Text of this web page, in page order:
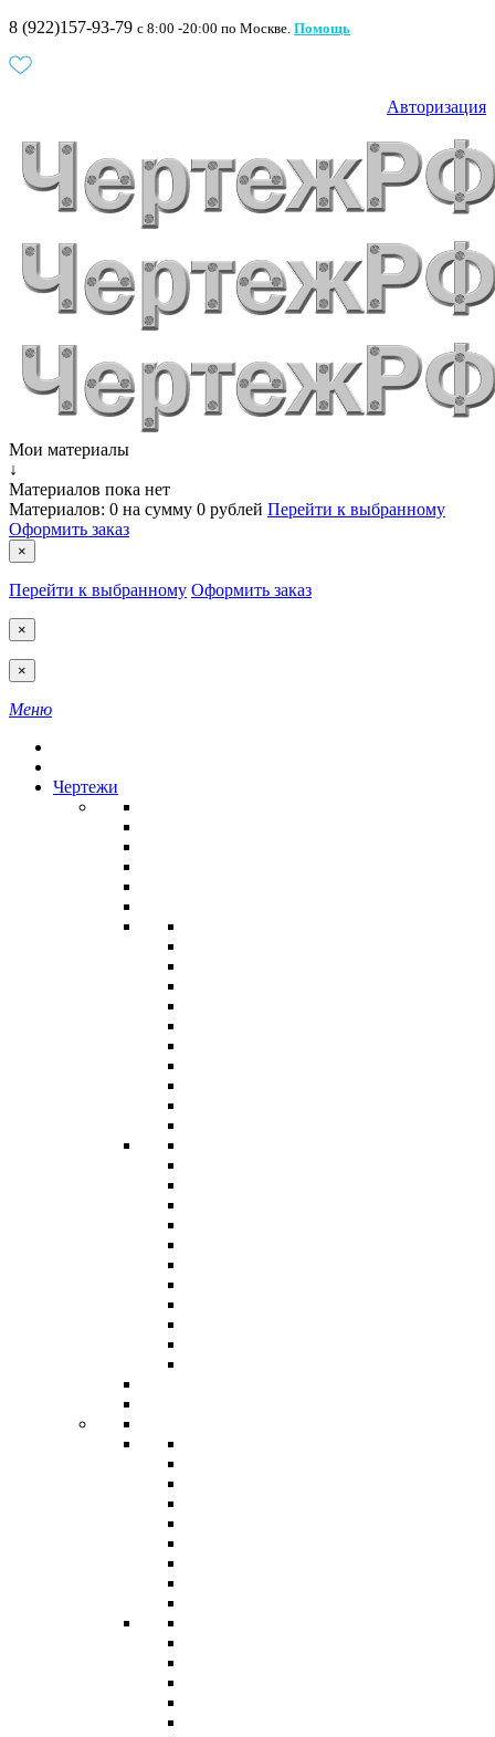
8 (922)157-93-79 c 8:00 -20:00 по Москве. Помощь
Авторизация
Мои материалы
↓
Материалов пока нет
Материалов: 0 на сумму 0 рублей Перейти к выбранному
Оформить заказ
×
Перейти к выбранному Оформить заказ
×
×
Меню
Чертежи